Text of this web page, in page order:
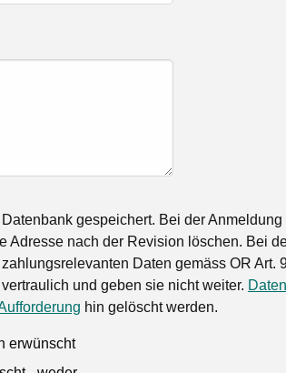
gespeichert. Bei der
Adresse nach der Revision löschen. Bei
Daten gemäss OR Art.
und geben sie nicht weiter.
hin gelöscht werden.
erwünscht